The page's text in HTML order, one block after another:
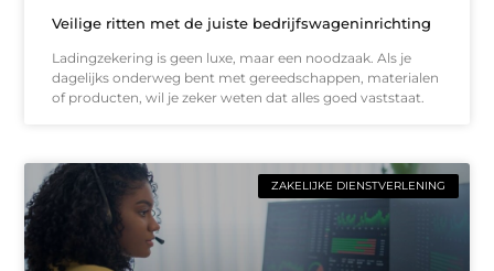
Veilige ritten met de juiste bedrijfswageninrichting
Ladingzekering is geen luxe, maar een noodzaak. Als je
dagelijks onderweg bent met gereedschappen, materialen
of producten, wil je zeker weten dat alles goed vaststaat.
ZAKELIJKE DIENSTVERLENING